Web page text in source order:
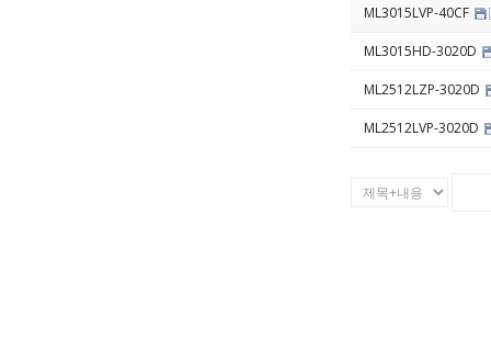
ML3015LVP-40CF
ML3015HD-3020D
ML2512LZP-3020D
ML2512LVP-3020D